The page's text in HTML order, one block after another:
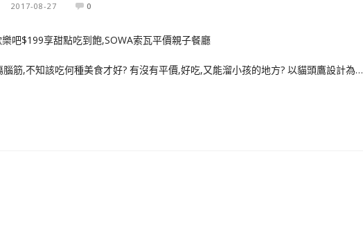
2017-08-27 0
筋,不知該吃何種美食才好? 有沒有平價,好吃,又能溜小孩的地方? 以貓頭鷹設計為…